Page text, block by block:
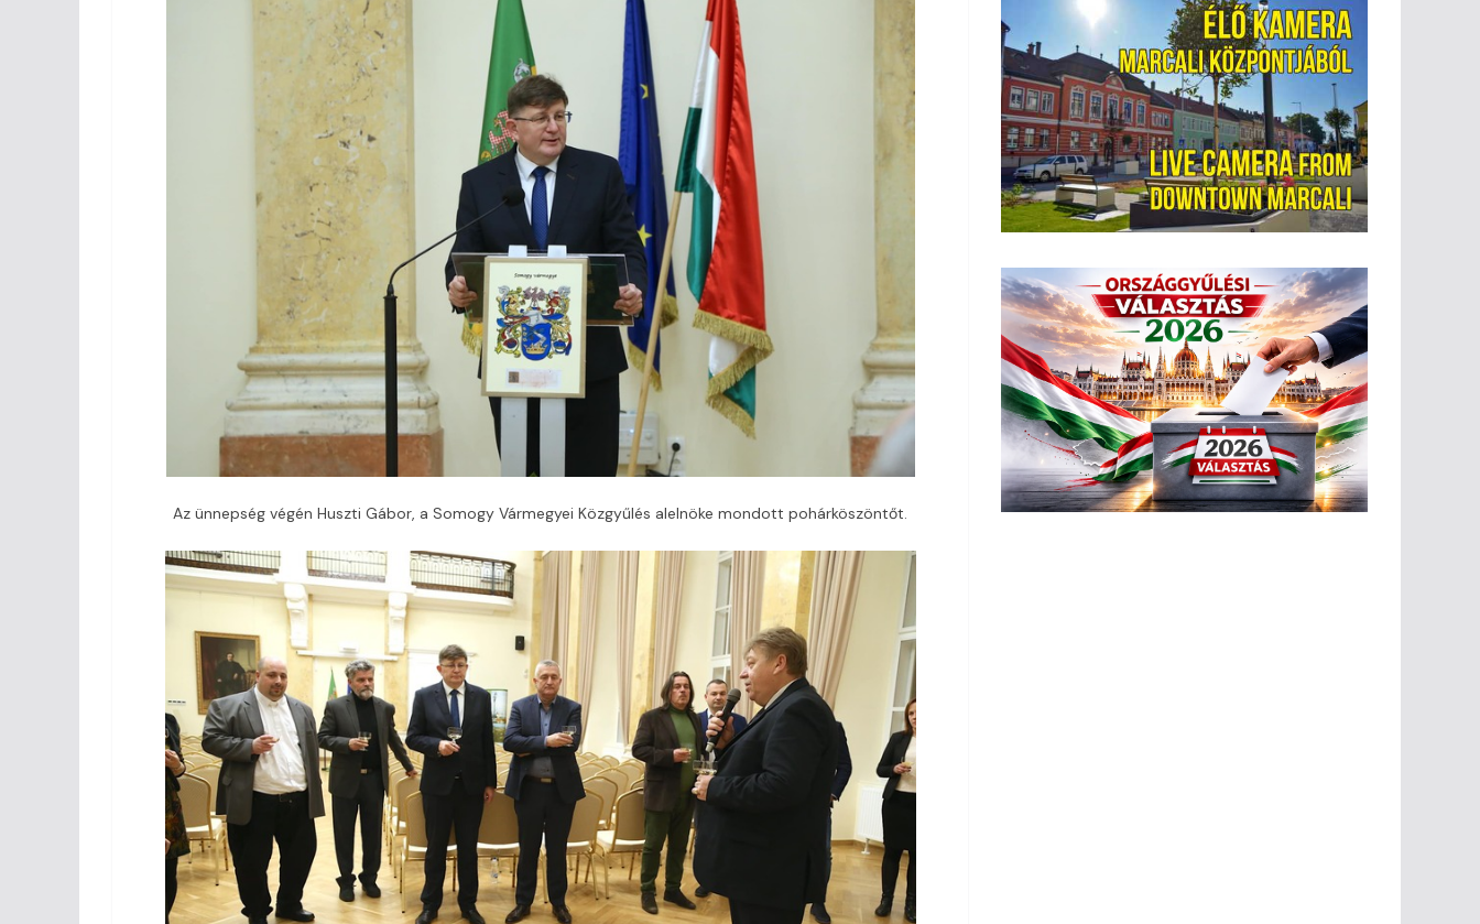
Az ünnepség végén Huszti Gábor, a Somogy Vármegyei Közgyűlés alelnöke mondott pohárköszöntőt.